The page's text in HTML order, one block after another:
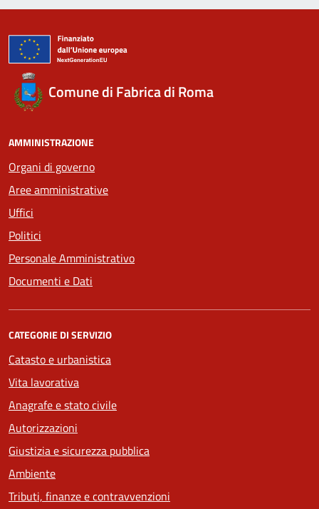
Comune di Fabrica di Roma
AMMINISTRAZIONE
Organi di governo
Aree amministrative
Uffici
Politici
Personale Amministrativo
Documenti e Dati
CATEGORIE DI SERVIZIO
Catasto e urbanistica
Vita lavorativa
Anagrafe e stato civile
Autorizzazioni
Giustizia e sicurezza pubblica
Ambiente
Tributi, finanze e contravvenzioni